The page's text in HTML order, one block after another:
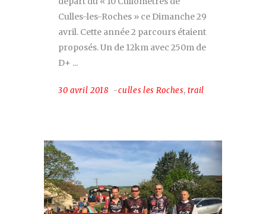
Culles-les-Roches » ce Dimanche 29
avril. Cette année 2 parcours étaient
proposés. Un de 12km avec 250m de
D+
30 avril 2018 culles les Roches, trail